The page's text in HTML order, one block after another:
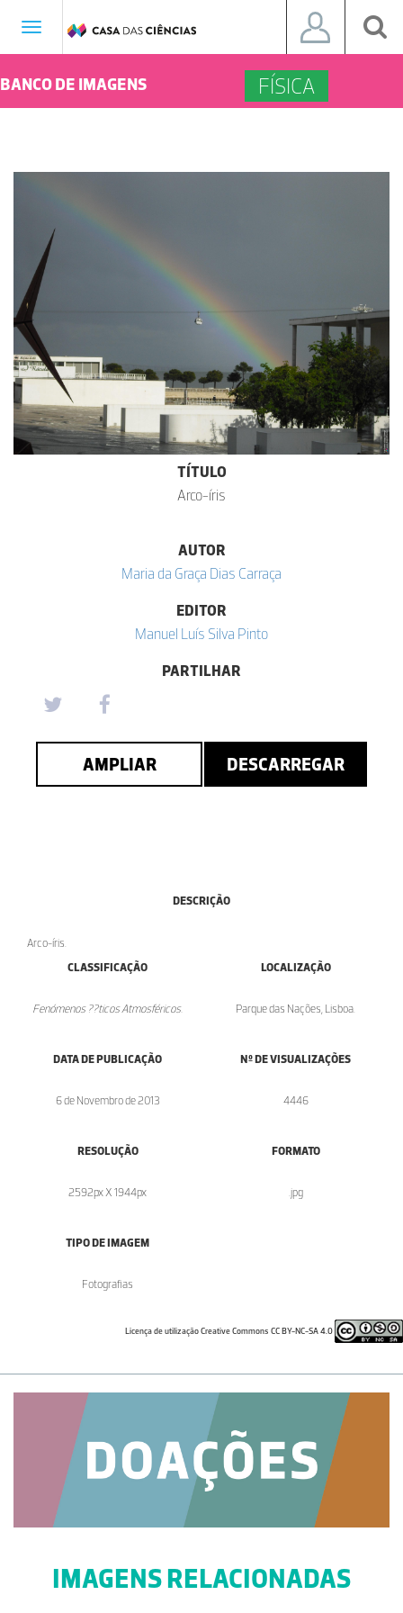
Toggle
BANCO DE IMAGENS FÍSICA
TÍTULO
Arco-íris
AUTOR
Maria da Graça Dias Carraça
EDITOR
Manuel Luís Silva Pinto
PARTILHAR
AMPLIAR DESCARREGAR
DESCRIÇÃO
Arco-íris.
CLASSIFICAÇÃO
Fenómenos ??ticos Atmosféricos.
LOCALIZAÇÃO
Parque das Nações, Lisboa.
DATA DE PUBLICAÇÃO
6 de Novembro de 2013
Nº DE VISUALIZAÇÕES
4446
RESOLUÇÃO
2592px X 1944px
FORMATO
.jpg
TIPO DE IMAGEM
Fotografias
Licença de utilização Creative Commons CC BY-NC-SA 4.0
IMAGENS RELACIONADAS